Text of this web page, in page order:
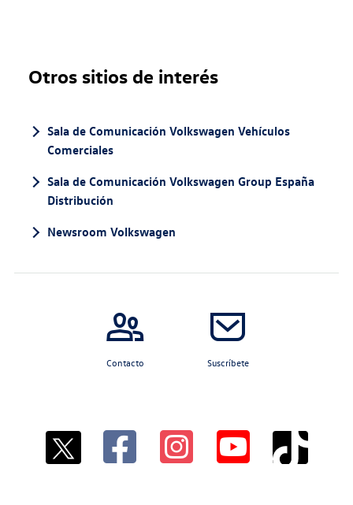
Otros sitios de interés
Sala de Comunicación Volkswagen Vehículos
Comerciales
Sala de Comunicación Volkswagen Group España
Distribución
Newsroom Volkswagen
Contacto Suscríbete